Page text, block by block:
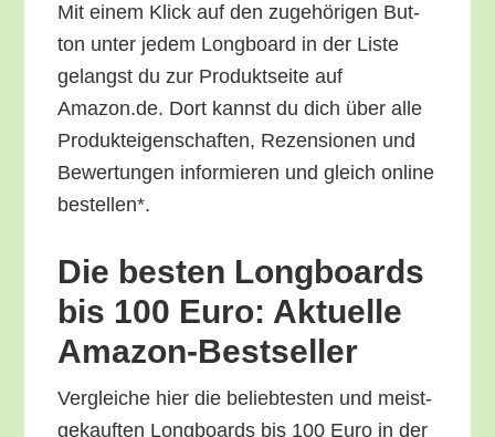
Mit einem Klick auf den zuge­hö­ri­gen But­
ton unter jedem Long­board in der Lis­te
gelangst du zur Pro­dukt­sei­te auf
Amazon.de. Dort kannst du dich über alle
Pro­duk­tei­gen­schaf­ten, Rezen­sio­nen und
Bewer­tun­gen infor­mie­ren und gleich online
bestellen*.
Die bes­ten Long­boards
bis 100 Euro: Aktu­el­le
Amazon-Bestseller
Ver­glei­che hier die belieb­tes­ten und meist­
ge­kauf­ten Long­boards bis 100 Euro in der